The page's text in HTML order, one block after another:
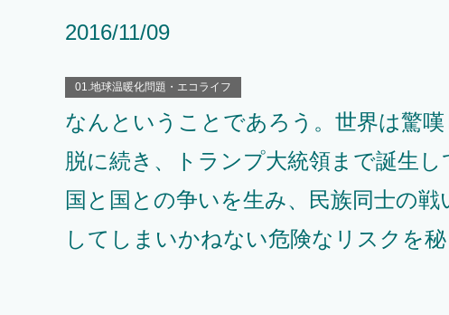
2016/11/09
01.地球温暖化問題・エコライフ
なんということであろう。世界は驚
脱に続き、トランプ大統領まで誕生
国と国との争いを生み、民族同士の
してしまいかねない危険なリスクを秘